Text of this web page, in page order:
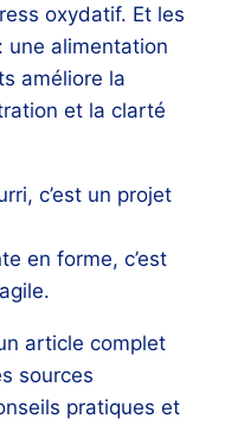
oxydatif. Et les
une alimentation
améliore la
et la clarté
c’est un projet
en forme, c’est
article complet
sources
pratiques et